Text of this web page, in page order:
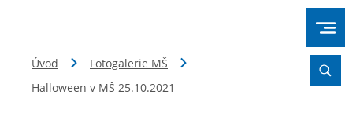
Úvod
Fotogalerie MŠ
Halloween v MŠ 25.10.2021